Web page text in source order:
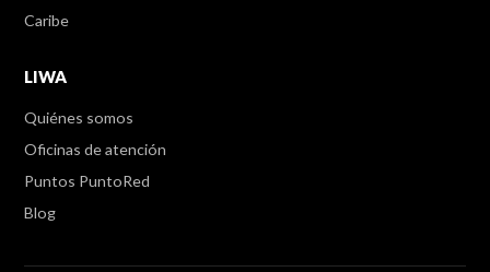
Caribe
LIWA
Quiénes somos
Oficinas de atención
Puntos PuntoRed
Blog